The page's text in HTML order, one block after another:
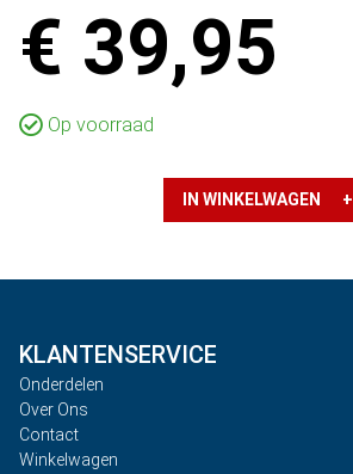
€ 39,95
Op voorraad
IN WINKELWAGEN +
KLANTENSERVICE
Onderdelen
Over Ons
Contact
Winkelwagen